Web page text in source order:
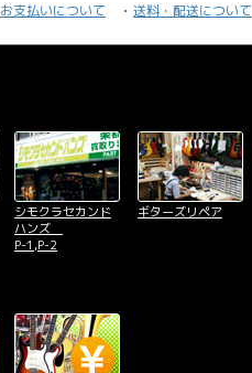
お支払いについて 送料・配送について
シモクラセカンド
ハンズ
P-1,P-2
ギターズリペア